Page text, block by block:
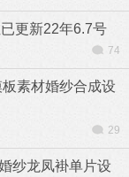
更新22年6.7号
74
素材婚纱合成设
29
纱龙凤褂单片设